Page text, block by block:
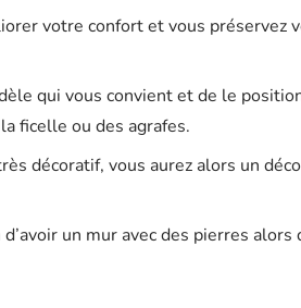
votre confort et vous préservez
qui vous convient et de le
ficelle ou des agrafes.
décoratif, vous aurez alors un
un mur avec des pierres alors